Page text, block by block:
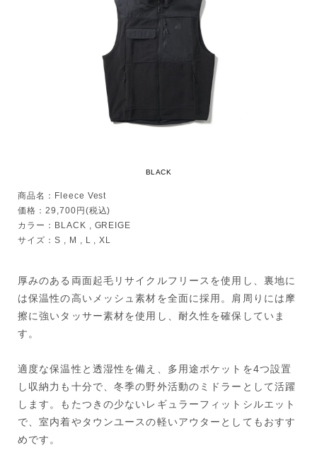
BLACK
商品名：Fleece Vest
価格：29,700円(税込)
カラー：BLACK , GREIGE
サイズ：S , M , L , XL
厚みのある両面起毛リサイクルフリースを使用し、裏地に
は保温性の高いメッシュ素材を全面に採用。肩周りには摩
擦に強いタッサー素材を使用し、耐久性を確保していま
す。
適度な保温性と透湿性を備え、多用途ポケットを4つ設置
し収納力も十分で、冬季の野外活動のミドラーとして活躍
します。もたつきの少ないレギュラーフィットシルエット
で、室内着やタウンユースの軽いアウターとしてもおすす
めです。